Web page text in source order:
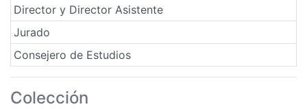
Director y Director Asistente
Jurado
Consejero de Estudios
Colección